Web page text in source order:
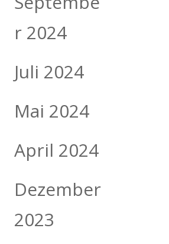
r 2024
Juli 2024
Mai 2024
April 2024
Dezember
2023